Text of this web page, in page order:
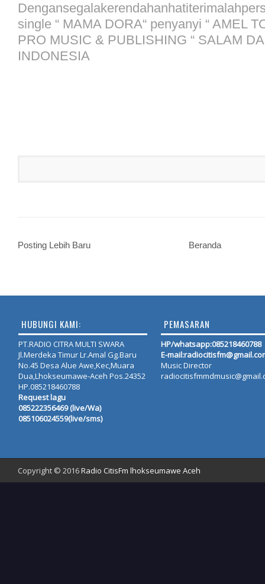
single “ MAMA DORA“ penyanyi “ AMEL
PRO MUSIC & PUBLISHING “ SALAM
INDONESIA
Posting Lebih Baru Beranda
HUBUNGI KAMI:
PT.RADIO CITRA MULTI SWARA
Jl.Merdeka Timur Lr.Amal Gg.Baru
No.45 Desa Alue Awe,Kec,Muara
Dua,Lhokseumawe-Aceh Pos.24352
HP.085218460788
Request lagu
085222356469 (live/Wa)
085106024559(live/sms)
PEMASARAN
HP/whatsapp:085218460788
E-
Music Director
Copyright © 2016Radio CitisFm lhokseumawe Aceh